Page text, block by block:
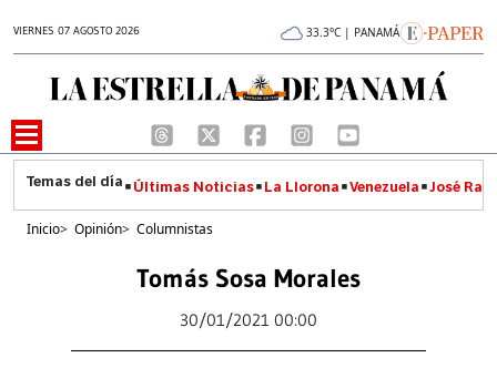
VIERNES 07 AGOSTO 2026 33.3°C | PANAMÁ
Últimas Noticias La Llorona Venezuela José
Inicio> Opinión> Columnistas
Tomás Sosa Morales
30/01/2021 00:00